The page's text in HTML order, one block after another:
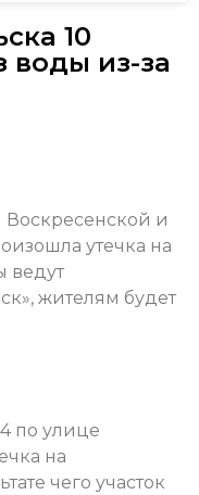
10
воды из-за
и
утечка на
ведут
жителям будет
по улице
на
чего участок